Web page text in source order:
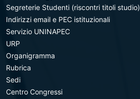
Segreterie Studenti (riscontri titoli studio)
Indirizzi email e PEC istituzionali
Servizio UNINAPEC
URP
Organigramma
Rubrica
Sedi
Centro Congressi